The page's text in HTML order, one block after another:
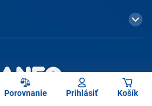
Porovnanie Prihlásiť Košík